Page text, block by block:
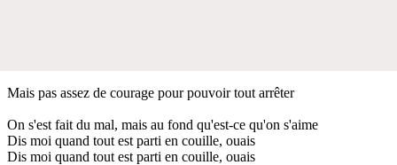
Mais pas assez de courage pour pouvoir tout arrêter
On s'est fait du mal, mais au fond qu'est-ce qu'on s'aime
Dis moi quand tout est parti en couille, ouais
Dis moi quand tout est parti en couille, ouais